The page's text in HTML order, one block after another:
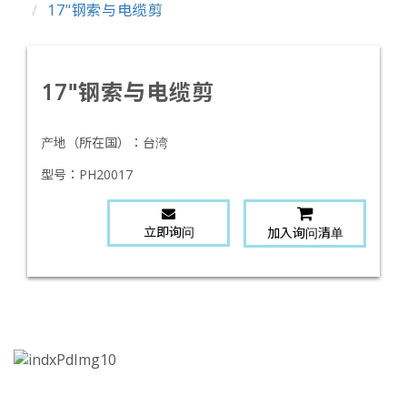
17"钢索与电缆剪
17"钢索与电缆剪
产地（所在国）： 台湾
型号： PH20017
立即询问 加入询问清单